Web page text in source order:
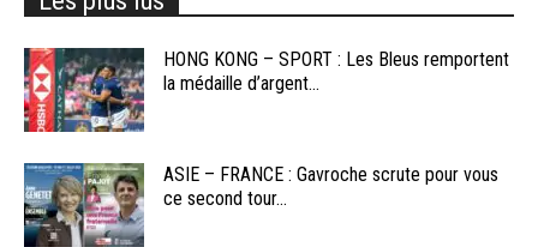
HONG KONG – SPORT : Les Bleus remportent
la médaille d’argent...
ASIE – FRANCE : Gavroche scrute pour vous
ce second tour...